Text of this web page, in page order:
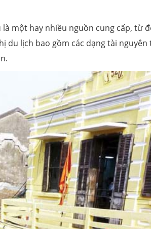
một hay nhiều nguồn cung cấp, từ
du lịch bao gồm các dạng tài